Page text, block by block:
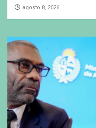
agosto 8, 2026